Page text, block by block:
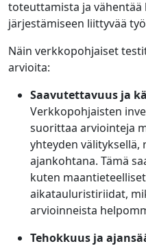
toteuttamista ja
järjestämiseen liittyvää
Näin verkkopohjaiset
arvioita:
Saavutettavuus ja
Verkkopohjaisten
suorittaa arviointeja
yhteyden välityksellä,
ajankohtana. Tämä
kuten
aikatauluristiriidat,
arvioinneista
Tehokkuus ja